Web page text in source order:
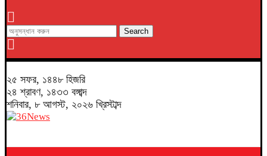
Search
২৫ সফর, ১৪৪৮ হিজরি
২৪ শ্রাবণ, ১৪৩৩ বঙ্গাব্দ
শনিবার, ৮ আগস্ট, ২০২৬ খ্রিস্টাব্দ